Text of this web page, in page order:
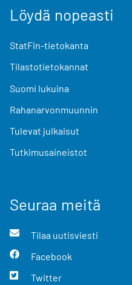
Löydä nopeasti
StatFin-tietokanta
Tilastotietokannat
Suomi lukuina
Rahanarvonmuunnin
Tulevat julkaisut
Tutkimusaineistot
Seuraa meitä
Tilaa uutisviesti
Facebook
Twitter